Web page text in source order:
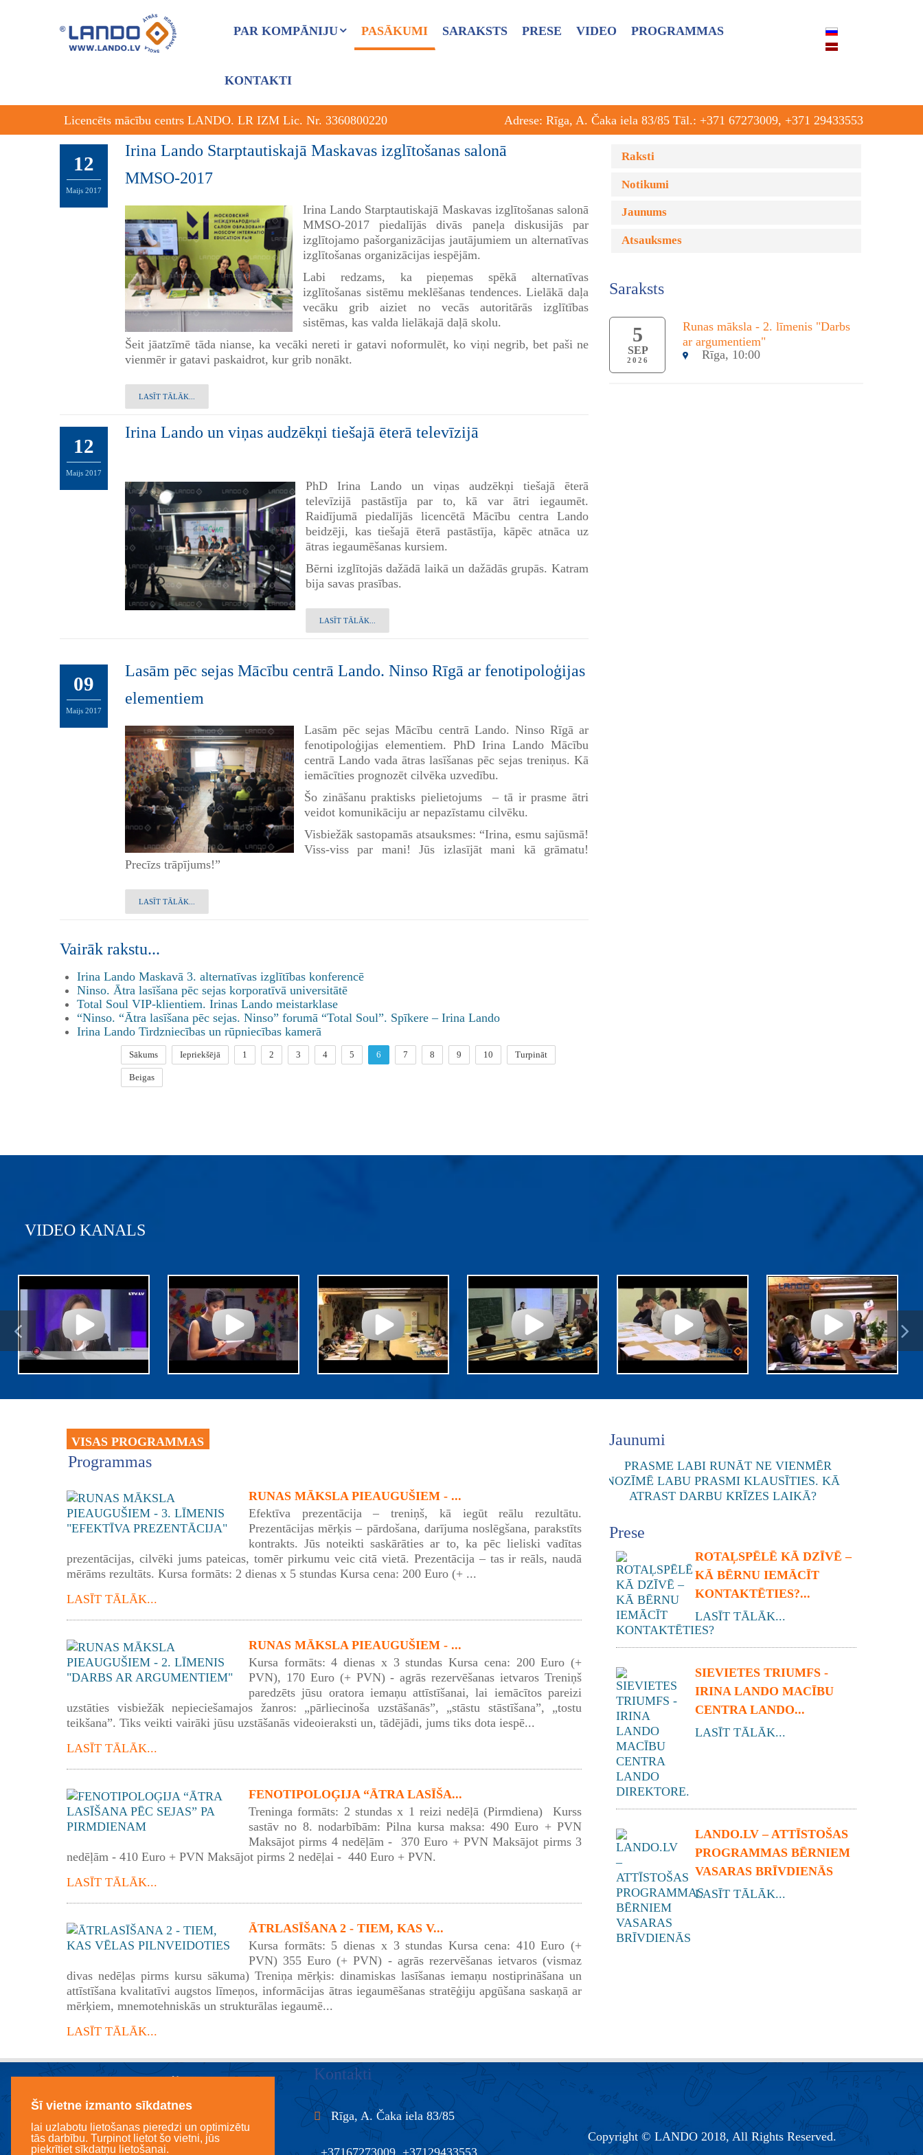
Šī vietne izmanto sīkdatnes
lai uzlabotu lietošanas pieredzi un optimizētu
tās darbību. Turpinot lietot šo vietni, jūs
piekrītiet sīkdatņu lietošanai.
PAR KOMPĀNIJU PASĀKUMI SARAKSTS PRESE VIDEO PROGRAMMAS
KONTAKTI
Licencēts mācību centrs LANDO. LR IZM Lic. Nr. 3360800220 Adrese: Rīga, A. Čaka iela 83/85 Tāl.: +371 67273009, +371 29433553
12
Maijs 2017
Irina Lando Starptautiskajā Maskavas izglītošanas salonā
ММSО-2017
Irina Lando Starptautiskajā Maskavas izglītošanas salonā
ММSО-2017 piedalījās divās paneļa diskusijās par
izglītojamo pašorganizācijas jautājumiem un alternatīvas
izglītošanas organizācijas iespējām.
Labi redzams, ka pieņemas spēkā alternatīvas
izglītošanas sistēmu meklēšanas tendences. Lielākā daļa
vecāku grib aiziet no vecās autoritārās izglītības
sistēmas, kas valda lielākajā daļā skolu.
Šeit jāatzīmē tāda nianse, ka vecāki nereti ir gatavi noformulēt, ko viņi negrib, bet paši ne
vienmēr ir gatavi paskaidrot, kur grib nonākt.
LASĪT TĀLĀK...
12
Maijs 2017
Irina Lando un viņas audzēkņi tiešajā ēterā televīzijā
PhD Irina Lando un viņas audzēkņi tiešajā ēterā
televīzijā pastāstīja par to, kā var ātri iegaumēt.
Raidījumā piedalījās licencētā Mācību centra Lando
beidzēji, kas tiešajā ēterā pastāstīja, kāpēc atnāca uz
ātras iegaumēšanas kursiem.
Bērni izglītojās dažādā laikā un dažādās grupās. Katram
bija savas prasības.
LASĪT TĀLĀK...
09
Maijs 2017
Lasām pēc sejas Mācību centrā Lando. Ninso Rīgā ar fenotipoloģijas
elementiem
Lasām pēc sejas Mācību centrā Lando. Ninso Rīgā ar
fenotipoloģijas elementiem. PhD Irina Lando Mācību
centrā Lando vada ātras lasīšanas pēc sejas treniņus. Kā
iemācīties prognozēt cilvēka uzvedību.
Šo zināšanu praktisks pielietojums – tā ir prasme ātri
veidot komunikāciju ar nepazīstamu cilvēku.
Visbiežāk sastopamās atsauksmes: “Irina, esmu sajūsmā!
Viss-viss par mani! Jūs izlasījāt mani kā grāmatu!
Precīzs trāpījums!”
LASĪT TĀLĀK...
Vairāk rakstu...
Irina Lando Maskavā 3. alternatīvas izglītības konferencē
Ninso. Ātra lasīšana pēc sejas korporatīvā universitātē
Total Soul VIP-klientiem. Irinas Lando meistarklase
“Ninso. “Ātra lasīšana pēc sejas. Ninso” forumā “Total Soul”. Spīkere – Irina Lando
Irina Lando Tirdzniecības un rūpniecības kamerā
Sākums Iepriekšējā 1 2 3 4 5 6 7 8 9 10 Turpināt
Beigas
Raksti
Notikumi
Jaunums
Atsauksmes
Saraksts
5
SEP
2026
Runas māksla - 2. līmenis "Darbs
ar argumentiem"
Rīga, 10:00
VIDEO KANALS
VISAS PROGRAMMAS
Programmas
RUNAS MĀKSLA PIEAUGUŠIEM - ...
Efektīva prezentācija – treniņš, kā iegūt reālu rezultātu.
Prezentācijas mērķis – pārdošana, darījuma noslēgšana, parakstīts
kontrakts. Jūs noteikti saskārāties ar to, ka pēc lieliski vadītas
prezentācijas, cilvēki jums pateicas, tomēr pirkumu veic citā vietā. Prezentācija – tas ir reāls, naudā
mērāms rezultāts. Kursa formāts: 2 dienas x 5 stundas Kursa cena: 200 Euro (+ ...
LASĪT TĀLĀK...
RUNAS MĀKSLA PIEAUGUŠIEM - ...
Kursa formāts: 4 dienas x 3 stundas Kursa cena: 200 Euro (+
PVN), 170 Euro (+ PVN) - agrās rezervēšanas ietvaros Treniņš
paredzēts jūsu oratora iemaņu attīstīšanai, lai iemācītos pareizi
uzstāties visbiežāk nepieciešamajos žanros: „pārliecinoša uzstāšanās”, „stāstu stāstīšana”, „tostu
teikšana”. Tiks veikti vairāki jūsu uzstāšanās videoieraksti un, tādējādi, jums tiks dota iespē...
LASĪT TĀLĀK...
FENOTIPOLOĢIJA “ĀTRA LASĪŠA...
Treninga formāts: 2 stundas x 1 reizi nedēļā (Pirmdiena) Kurss
sastāv no 8. nodarbībām: Pilna kursa maksa: 490 Euro + PVN
Maksājot pirms 4 nedēļām - 370 Euro + PVN Maksājot pirms 3
nedēļām - 410 Euro + PVN Maksājot pirms 2 nedēļai - 440 Euro + PVN.
LASĪT TĀLĀK...
ĀTRLASĪŠANA 2 - TIEM, KAS V...
Kursa formāts: 5 dienas x 3 stundas Kursa cena: 410 Euro (+
PVN) 355 Euro (+ PVN) - agrās rezervēšanas ietvaros (vismaz
divas nedēļas pirms kursu sākuma) Treniņa mērķis: dinamiskas lasīšanas iemaņu nostiprināšana un
attīstīšana kvalitatīvi augstos līmeņos, informācijas ātras iegaumēšanas stratēģiju apgūšana saskaņā ar
mērķiem, mnemotehniskās un strukturālas iegaumē...
LASĪT TĀLĀK...
Jaunumi
Prese
ROTAĻSPĒLĒ KĀ DZĪVĒ –
KĀ BĒRNU IEMĀCĪT
KONTAKTĒTIES?...
LASĪT TĀLĀK...
SIEVIETES TRIUMFS -
IRINA LANDO MACĪBU
CENTRA LANDO...
LASĪT TĀLĀK...
LANDO.LV – ATTĪSTOŠAS
PROGRAMMAS BĒRNIEM
VASARAS BRĪVDIENĀS
LASĪT TĀLĀK...
Kontakti
Rīga, A. Čaka iela 83/85
+37167273009, +37129433553
Copyright © LANDO 2018, All Rights Reserved.